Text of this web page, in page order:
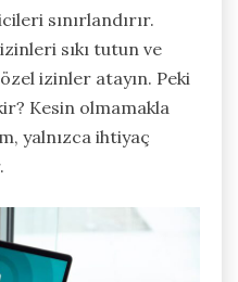
sınırlandırır.
sıkı tutun ve
izinler atayın. Peki
Kesin olmamakla
yalnızca ihtiyaç